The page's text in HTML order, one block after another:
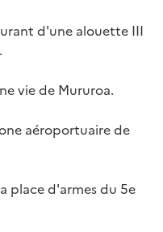
d'une alouette III
vie de Mururoa.
aéroportuaire de
place d'armes du 5e